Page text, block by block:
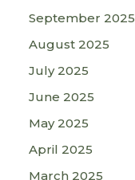
September 2025
August 2025
July 2025
June 2025
May 2025
April 2025
March 2025